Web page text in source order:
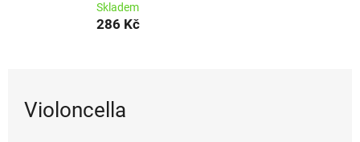
Skladem
286 Kč
Violoncella